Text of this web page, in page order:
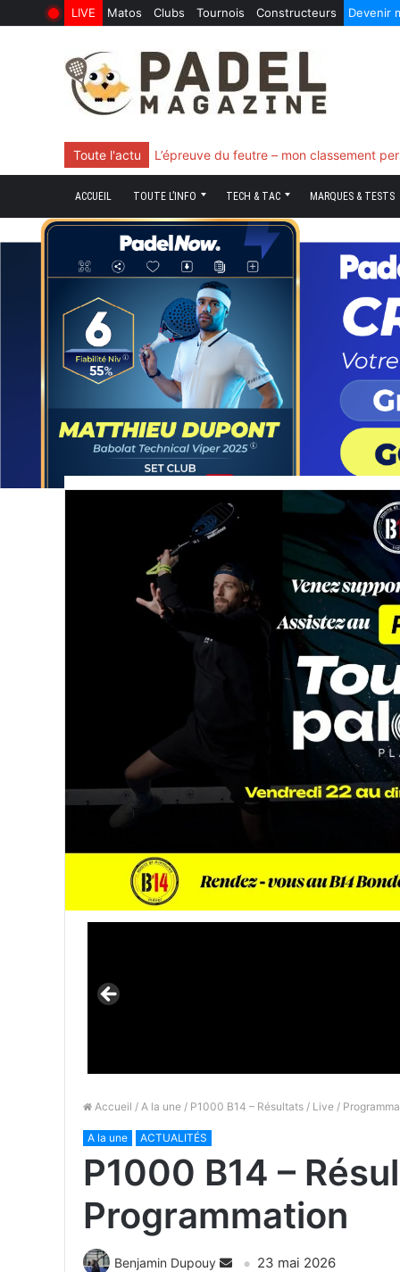
LIVE Matos Clubs Tournois Constructeurs Devenir
Toute l'actu L’épreuve du feutre – mon classement
ACCUEIL TOUTE L’INFO
6 Août 2026
TECH & TAC
10 Juin 2026
MARQUES & TESTS
Accueil / A la une / P1000 B14 – Résultats / Live /
A la une ACTUALITÉS
P1000 B14 –
Programmation
Benjamin Dupouy 23 mai 2026